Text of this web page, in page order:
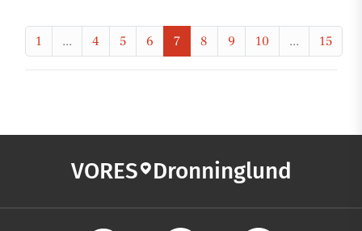
1 ... 4 5 6 7 8 9 10 ... 15
VORES Dronninglund